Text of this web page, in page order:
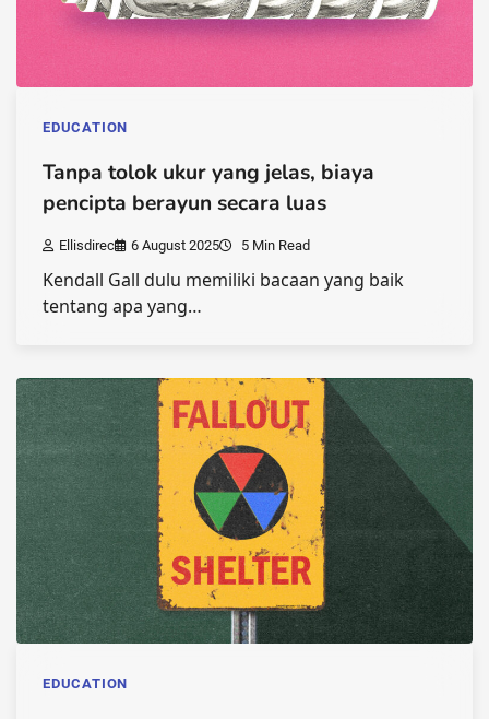
EDUCATION
Tanpa tolok ukur yang jelas, biaya
pencipta berayun secara luas
Ellisdirec 6 August 2025 5 Min Read
Kendall Gall dulu memiliki bacaan yang baik
tentang apa yang…
EDUCATION